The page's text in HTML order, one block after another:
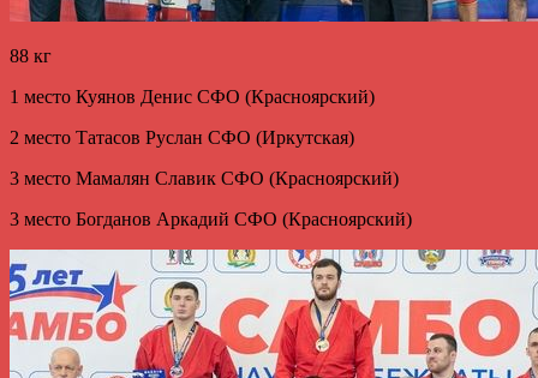
88 кг
1 место Куянов Денис СФО (Красноярский)
2 место Татасов Руслан СФО (Иркутская)
3 место Мамалян Славик СФО (Красноярский)
3 место Богданов Аркадий СФО (Красноярский)